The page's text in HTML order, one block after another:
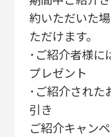
約いただいた
ただけます。
･ご紹介者様
プレゼント
･ご紹介された
引き
ご紹介キャン